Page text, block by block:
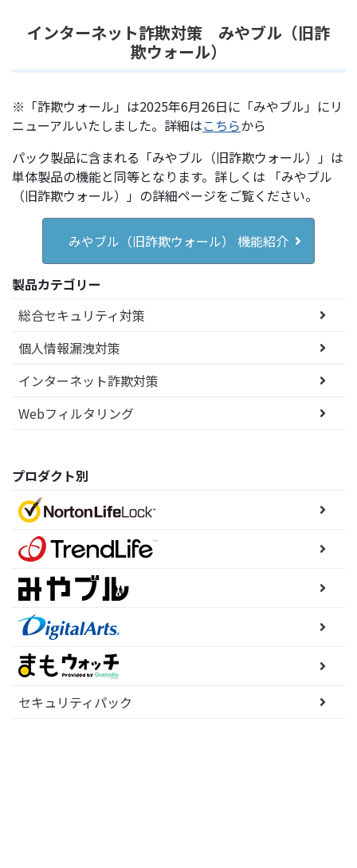
インターネット詐欺対策 みやブル（旧詐
欺ウォール）
※「詐欺ウォール」は2025年6月26日に「みやブル」にリ
ニューアルいたしました。詳細はこちらから
パック製品に含まれる「みやブル（旧詐欺ウォール）」は
単体製品の機能と同等となります。詳しくは 「みやブル
（旧詐欺ウォール）」の詳細ページをご覧ください。
みやブル（旧詐欺ウォール） 機能紹介
製品カテゴリー
総合セキュリティ対策
個人情報漏洩対策
インターネット詐欺対策
Webフィルタリング
プロダクト別
セキュリティパック